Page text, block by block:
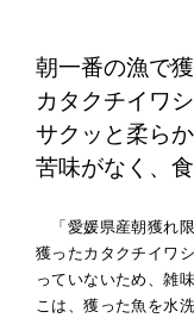
朝一番の漁で
カタクチイワシ
サクッと柔らか
苦味がなく、食
「愛媛県産朝獲れ
獲ったカタクチイワ
っていないため、雑
こは、獲った魚を水